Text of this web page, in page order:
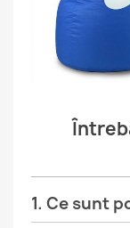
1. Ce sunt